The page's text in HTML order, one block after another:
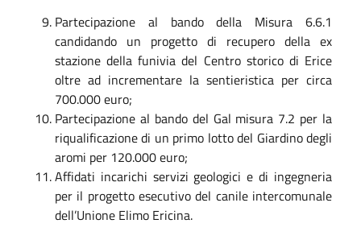
Partecipazione al bando della Misura 6.6.1
candidando un progetto di recupero della ex
stazione della funivia del Centro storico di Erice
oltre ad incrementare la sentieristica per circa
700.000 euro;
Partecipazione al bando del Gal misura 7.2 per la
riqualificazione di un primo lotto del Giardino degli
aromi per 120.000 euro;
Affidati incarichi servizi geologici e di ingegneria
per il progetto esecutivo del canile intercomunale
dell’Unione Elimo Ericina.